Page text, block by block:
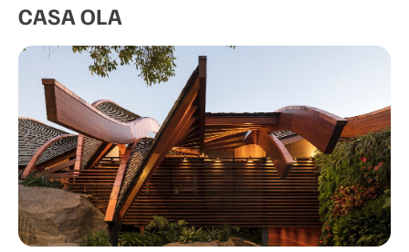
CASA OLA